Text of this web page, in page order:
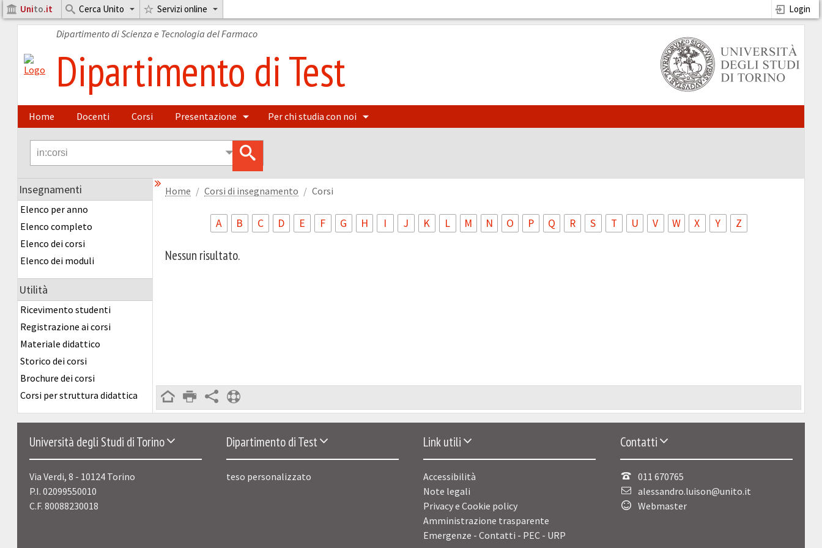
Unito.it Cerca Unito Servizi online Login
Dipartimento di Scienza e Tecnologia del Farmaco
Dipartimento di Test
Home Docenti Corsi Presentazione Per chi studia con noi
Insegnamenti
Elenco per anno
Elenco completo
Elenco dei corsi
Elenco dei moduli
Utilità
Ricevimento studenti
Registrazione ai corsi
Materiale didattico
Storico dei corsi
Brochure dei corsi
Corsi per struttura didattica
Home Corsi di insegnamento Corsi
A B C D E F G H I J K L M N O P Q R S T U V W X Y Z
Nessun risultato.
Università degli Studi di Torino
Via Verdi, 8 - 10124 Torino
P.I. 02099550010
C.F. 80088230018
Dipartimento di Test
teso personalizzato
Link utili
Accessibilità
Note legali
Privacy e Cookie policy
Amministrazione trasparente
Emergenze - Contatti - PEC - URP
Contatti
011 670765
alessandro.luison@unito.it
Webmaster